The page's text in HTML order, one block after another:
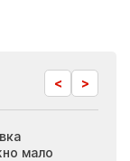
< >
мало